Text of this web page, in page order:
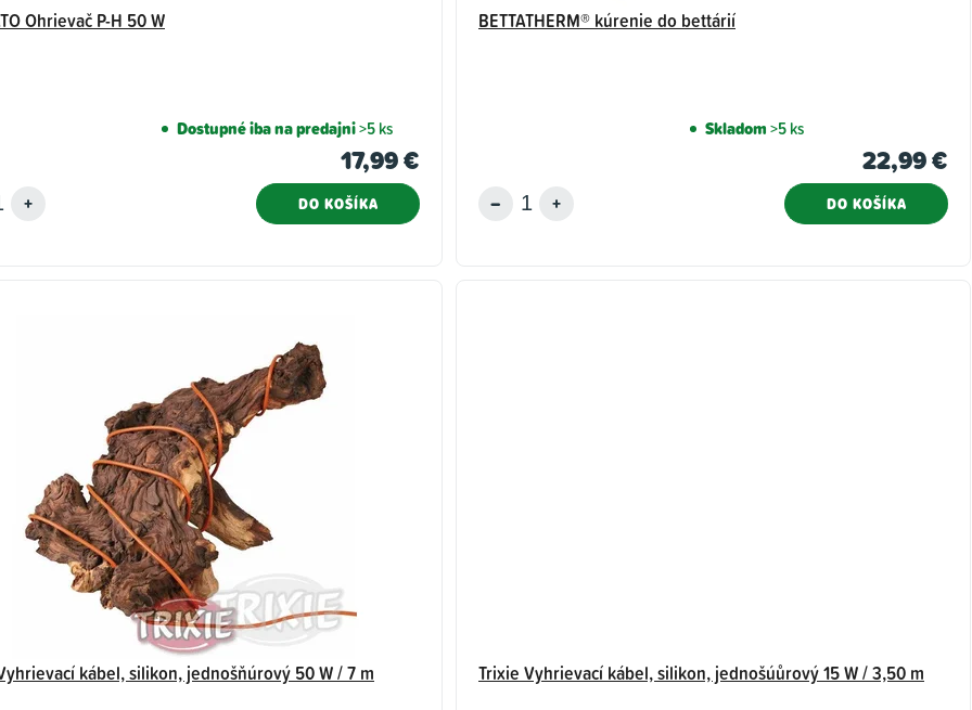
Ohrievač P-H 50 W
Dostupné iba na predajni>5 ks
17,99 €
DO KOŠÍKA
BETTATHERM® kúrenie do bettárií
Skladom>5 ks
22,99 €
DO KOŠÍKA
kábel, silikon, jednošňúrový 50 W / 7 m Trixie Vyhrievací kábel, silikon, jednošúůrový 15 W / 3,50 m